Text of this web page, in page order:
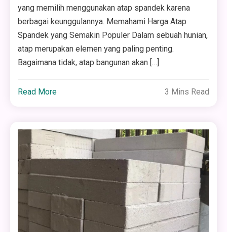
yang memilih menggunakan atap spandek karena
berbagai keunggulannya. Memahami Harga Atap
Spandek yang Semakin Populer Dalam sebuah hunian,
atap merupakan elemen yang paling penting.
Bagaimana tidak, atap bangunan akan […]
Read More 3 Mins Read